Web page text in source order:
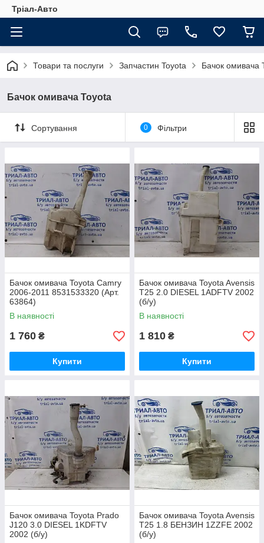
Тріал-Авто
Товари та послуги Запчастин Toyota Бачок омивача
Бачок омивача Toyota
Сортування 0 Фільтри
Бачок омивача Toyota Camry
2006-2011 8531533320 (Арт.
63864)
В наявності
1 760 ₴
Купити
Бачок омивача Toyota Avensis
T25 2.0 DIESEL 1ADFTV 2002
(б/у)
В наявності
1 810 ₴
Купити
Бачок омивача Toyota Prado
J120 3.0 DIESEL 1KDFTV
2002 (б/у)
Бачок омивача Toyota Avensis
T25 1.8 БЕНЗИН 1ZZFE 2002
(б/у)